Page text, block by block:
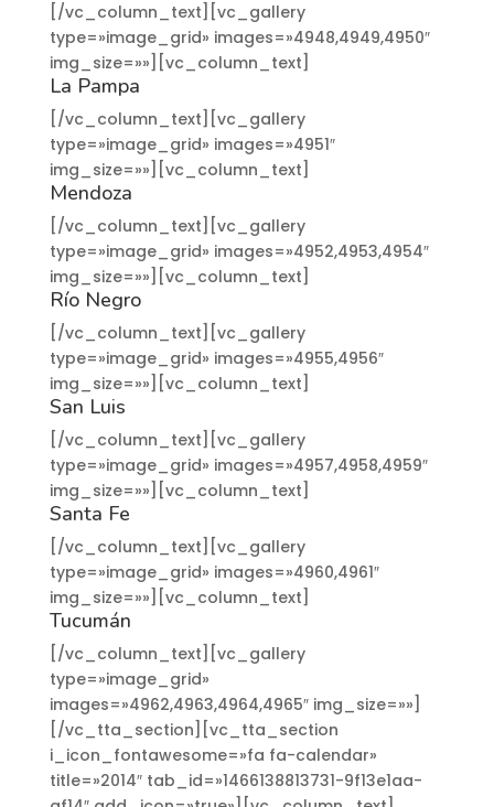
[/vc_column_text][vc_gallery
type=»image_grid» images=»4948,4949,4950″
img_size=»»][vc_column_text]
La Pampa
[/vc_column_text][vc_gallery
type=»image_grid» images=»4951″
img_size=»»][vc_column_text]
Mendoza
[/vc_column_text][vc_gallery
type=»image_grid» images=»4952,4953,4954″
img_size=»»][vc_column_text]
Río Negro
[/vc_column_text][vc_gallery
type=»image_grid» images=»4955,4956″
img_size=»»][vc_column_text]
San Luis
[/vc_column_text][vc_gallery
type=»image_grid» images=»4957,4958,4959″
img_size=»»][vc_column_text]
Santa Fe
[/vc_column_text][vc_gallery
type=»image_grid» images=»4960,4961″
img_size=»»][vc_column_text]
Tucumán
[/vc_column_text][vc_gallery
type=»image_grid»
images=»4962,4963,4964,4965″ img_size=»»]
[/vc_tta_section][vc_tta_section
i_icon_fontawesome=»fa fa-calendar»
title=»2014″ tab_id=»1466138813731-9f13e1aa-